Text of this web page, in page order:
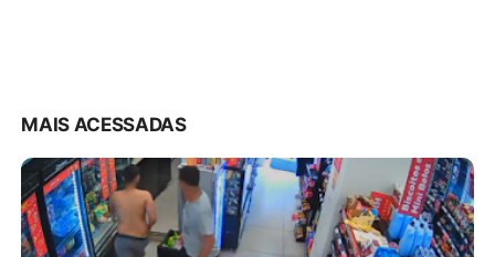
MAIS ACESSADAS